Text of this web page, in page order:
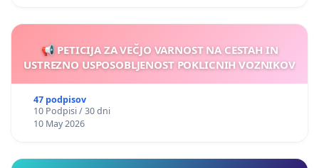
📢 PETICIJA ZA VEČJO VARNOST NA CESTAH IN
USTREZNO USPOSOBLJENOST POKLICNIH VOZNIKOV
47 podpisov
10 Podpisi / 30 dni
10 May 2026